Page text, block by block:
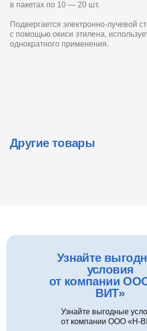
в пакетах по 10 — 20 шт.
Подвергается электронно-лучевой
с помощью окиси этилена,
однократного применения.
Другие товары
Узнайте
условия
от компании
ВИТ»
Узнайте выгодные
от компании ООО «Н-